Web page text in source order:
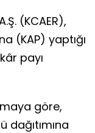
(KCAER),
(KAP) yaptığı
payı
göre,